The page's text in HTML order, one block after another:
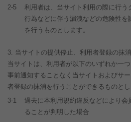
2-5
利用者は、当サイト利用の際に行う
行為などに伴う漏洩などの危険性を
を行うものとします。
当サイトの提供停止、利用者登録の抹消
当サイトは、利用者が以下のいずれか一
事前通知することなく当サイトおよびサ
者登録の抹消を行うことができるものとし
3-1
過去に本利用規約違反などにより
ることが判明した場合